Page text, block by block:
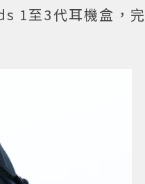
1至3代耳機盒，完